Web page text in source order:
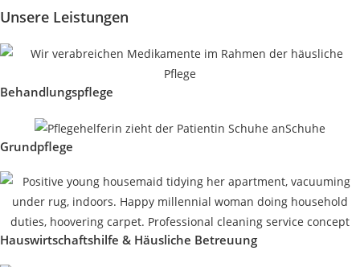
Unsere Leistungen
Behandlungspflege
Grundpflege
Hauswirtschaftshilfe & Häusliche Betreuung